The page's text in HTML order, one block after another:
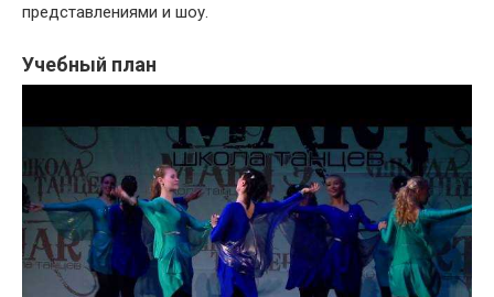
представлениями и шоу.
Учебный план